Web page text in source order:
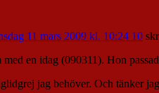
11 mars 2009 kl. 10:24 10
en idag (090311). Hon
jag behöver. Och tänker